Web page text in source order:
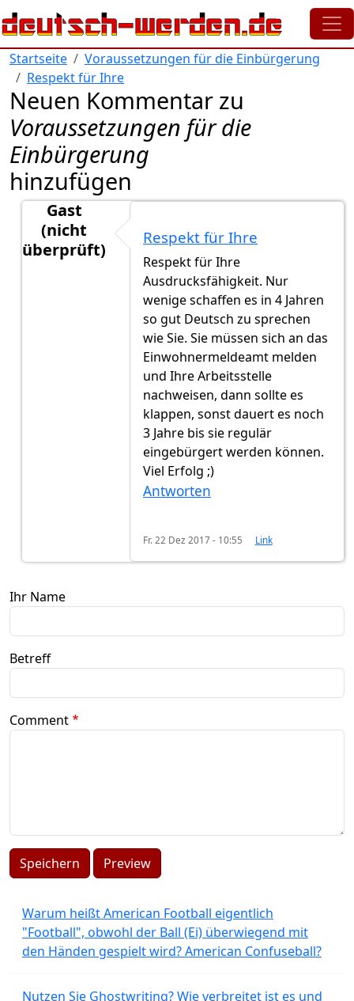
Direkt zum Inhalt
Startseite
Voraussetzungen für die Einbürgerung
Respekt für Ihre
Neuen Kommentar zu
Voraussetzungen für die
Einbürgerung
hinzufügen
Gast
(nicht
überprüft)
Unbefristete Aufenthaltserlaubnis
Respekt für Ihre
Respekt für Ihre
Ausdrucksfähigkeit. Nur
wenige schaffen es in 4 Jahren
so gut Deutsch zu sprechen
wie Sie. Sie müssen sich an das
Einwohnermeldeamt melden
und Ihre Arbeitsstelle
nachweisen, dann sollte es
klappen, sonst dauert es noch
3 Jahre bis sie regulär
eingebürgert werden können.
Viel Erfolg ;)
Antworten
Fr. 22 Dez 2017 - 10:55 Link
Ihr Name
Betreff
Comment
Speichern Preview
Warum heißt American Football eigentlich
"Football", obwohl der Ball (Ei) überwiegend mit
den Händen gespielt wird? American Confuseball?
Nutzen Sie Ghostwriting? Wie verbreitet ist es und